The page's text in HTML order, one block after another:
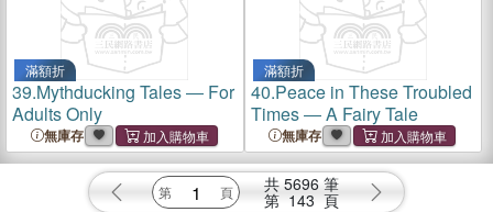
滿額折
39.Mythducking Tales ― For
Adults Only
無庫存
滿額折
40.Peace in These Troubled
Times ― A Fairy Tale
無庫存
共 5696 筆
第 143 頁